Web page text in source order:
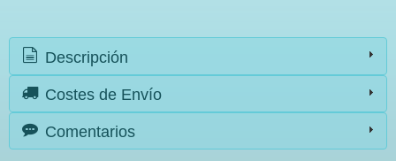
Descripción
Costes de Envío
Comentarios